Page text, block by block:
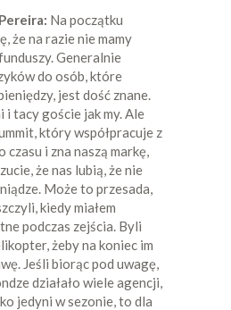
Na początku
że na razie nie mamy
Generalnie
do osób, które
jest dość znane.
i tacy goście jak my. Ale
który współpracuje z
czasu i zna naszą markę,
że nas lubią, że nie
Może to przesada,
kiedy miałem
podczas zejścia. Byli
żeby na koniec im
Jeśli biorąc pod uwagę,
działało wiele agencji,
jedyni w sezonie, to dla